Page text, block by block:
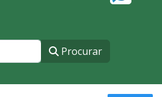
Procurar